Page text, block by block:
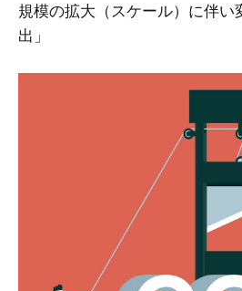
規模の拡大（スケール）に伴い
出」